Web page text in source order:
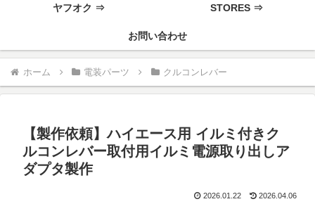
ヤフオク ⇒ STORES ⇒
お問い合わせ
ホーム 電装パーツ クルコンレバー
【製作依頼】ハイエース用 イルミ付きク
ルコンレバー取付用イルミ電源取り出しア
ダプタ製作
2026.01.22 2026.04.06